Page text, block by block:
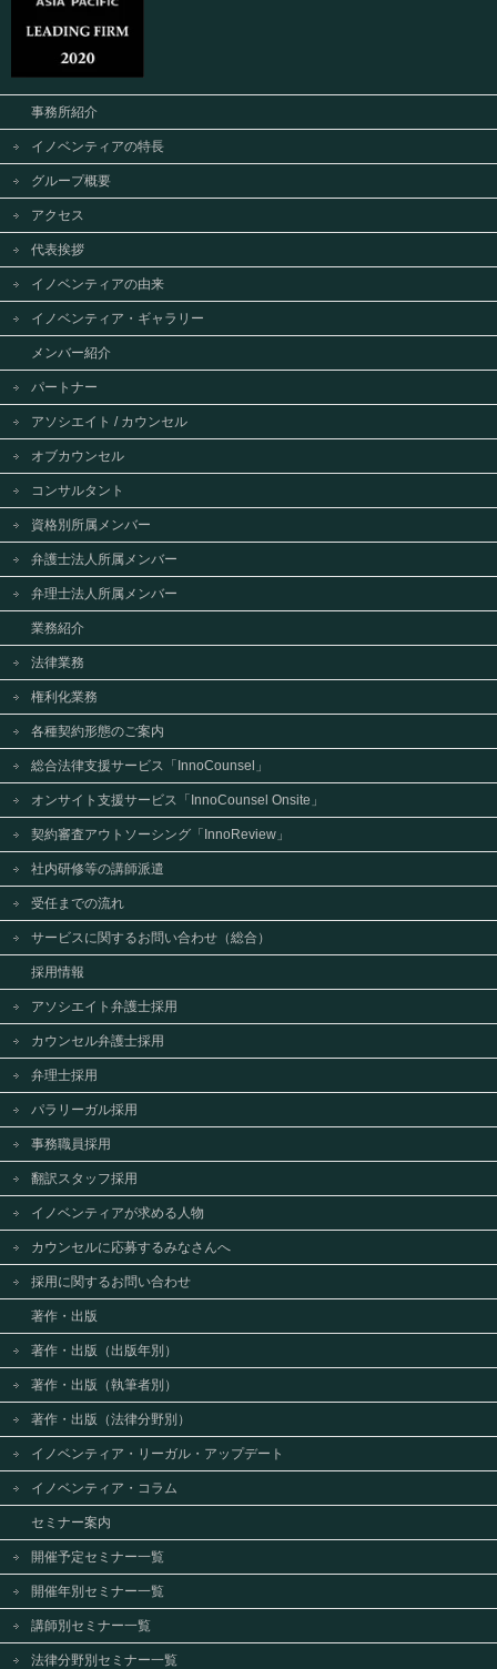
事務所紹介
イノベンティアの特長
グループ概要
アクセス
代表挨拶
イノベンティアの由来
イノベンティア・ギャラリー
メンバー紹介
パートナー
アソシエイト / カウンセル
オブカウンセル
コンサルタント
資格別所属メンバー
弁護士法人所属メンバー
弁理士法人所属メンバー
業務紹介
法律業務
権利化業務
各種契約形態のご案内
総合法律支援サービス「InnoCounsel」
オンサイト支援サービス「InnoCounsel Onsite」
契約審査アウトソーシング「InnoReview」
社内研修等の講師派遣
受任までの流れ
サービスに関するお問い合わせ（総合）
採用情報
アソシエイト弁護士採用
カウンセル弁護士採用
弁理士採用
パラリーガル採用
事務職員採用
翻訳スタッフ採用
イノベンティアが求める人物
カウンセルに応募するみなさんへ
採用に関するお問い合わせ
著作・出版
著作・出版（出版年別）
著作・出版（執筆者別）
著作・出版（法律分野別）
イノベンティア・リーガル・アップデート
イノベンティア・コラム
セミナー案内
開催予定セミナー一覧
開催年別セミナー一覧
講師別セミナー一覧
法律分野別セミナー一覧